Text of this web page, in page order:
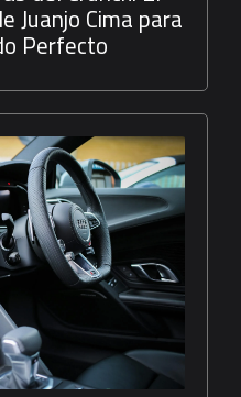
Juanjo Cima para
Perfecto